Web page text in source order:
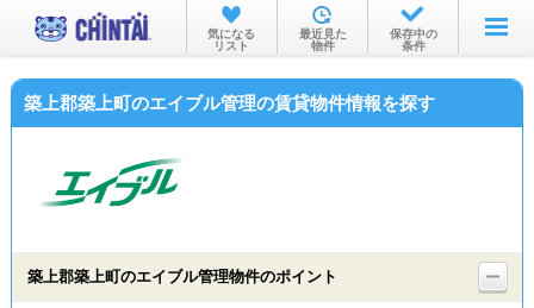
お部屋を探す
沿線・駅から
物件特集から
気になる
リスト
最近見た
物件
保存中の
条件
築上郡築上町のエイブル管理の賃貸物件情報を探す
築上郡築上町のエイブル管理物件のポイント